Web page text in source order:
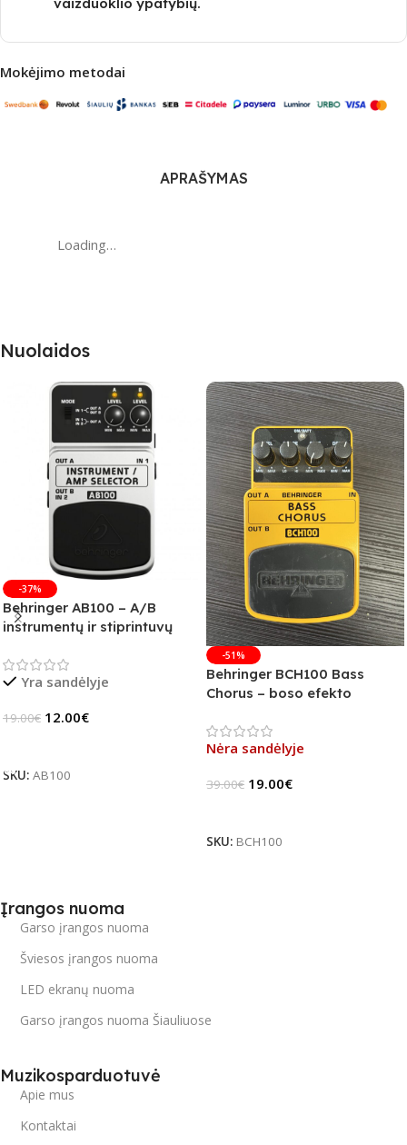
Mokėjimo metodai
APRAŠYMAS
Loading…
Nuolaidos
-37%
Behringer AB100 – A/B
instrumentų ir stiprintuvų
Yra sandėlyje
19.00€ 12.00€
SKU: AB100
-51%
Behringer BCH100 Bass
Chorus – boso efekto
Nėra sandėlyje
39.00€ 19.00€
SKU: BCH100
Įrangos nuoma
Garso įrangos nuoma
Šviesos įrangos nuoma
LED ekranų nuoma
Garso įrangos nuoma Šiauliuose
Muzikosparduotuvė
Apie mus
Kontaktai